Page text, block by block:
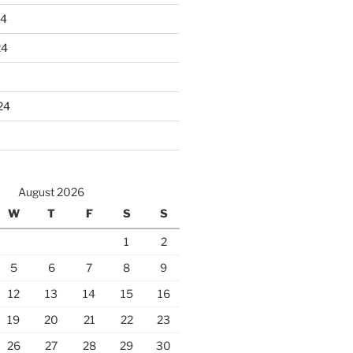
August 2026
W
T F S S
1
2
5
6 7 8
9
12
13 14 15
16
19
20 21 22
23
26
27 28 29 30